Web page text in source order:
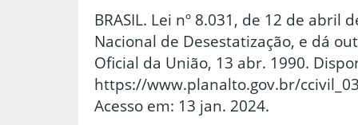
BRASIL. Lei nº 8.031, de 12 de abril
Nacional de Desestatização, e dá
Oficial da União, 13 abr. 1990.
https://www.planalto.gov.br/
Acesso em: 13 jan. 2024.